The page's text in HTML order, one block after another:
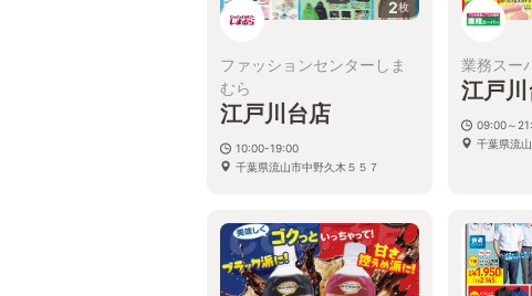
2枚
ファッションセンターしま
むら
江戸川台店
10:00-19:00
千葉県流山市中野久木５５７
業務スー
江戸
09:00～
千葉県流